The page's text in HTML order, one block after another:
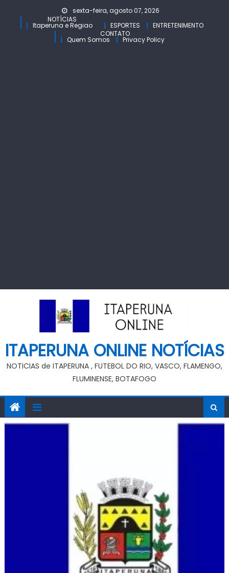
content
sexta-feira, agosto 07, 2026
NOTÍCIAS
Itaperuna e Regiao ESPORTES
ENTRETENIMENTO
CONTATO
Quem Somos Privacy Policy
ITAPERUNA ONLINE NOTÍCIAS
NOTICIAS de ITAPERUNA , FUTEBOL DO RIO, VASCO, FLAMENGO,
FLUMINENSE, BOTAFOGO